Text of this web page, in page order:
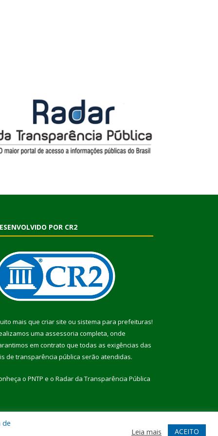
POR CR2
mais que criar site ou sistema para prefeituras!
uma assessoria completa, onde
em contrato que todas as exigências das
de transparência pública serão atendidas.
o PNTP e o Radar da Transparência Pública
Acessar Webmail
de
Leia mais ACEITO